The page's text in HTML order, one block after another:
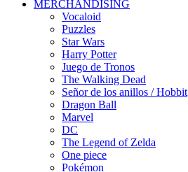
MERCHANDISING
Vocaloid
Puzzles
Star Wars
Harry Potter
Juego de Tronos
The Walking Dead
Señor de los anillos / Hobbit
Dragon Ball
Marvel
DC
The Legend of Zelda
One piece
Pokémon